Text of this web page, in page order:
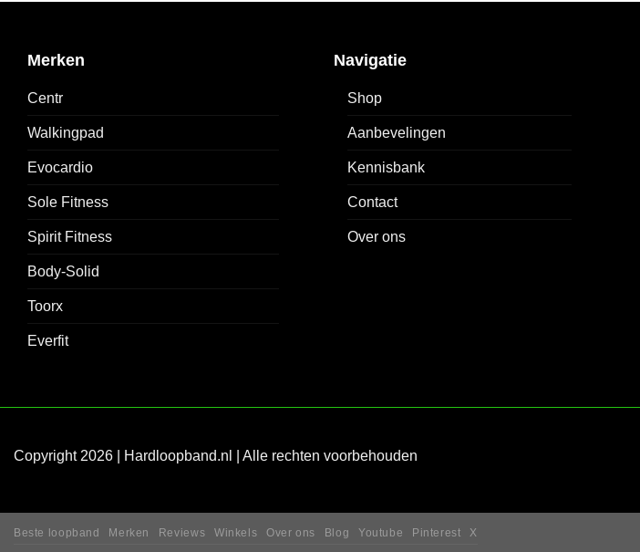
Merken
Centr
Walkingpad
Evocardio
Sole Fitness
Spirit Fitness
Body-Solid
Toorx
Everfit
Navigatie
Shop
Aanbevelingen
Kennisbank
Contact
Over ons
Copyright 2026 | Hardloopband.nl | Alle rechten voorbehouden
Beste loopband Merken Reviews Winkels Over ons Blog Youtube Pinterest X